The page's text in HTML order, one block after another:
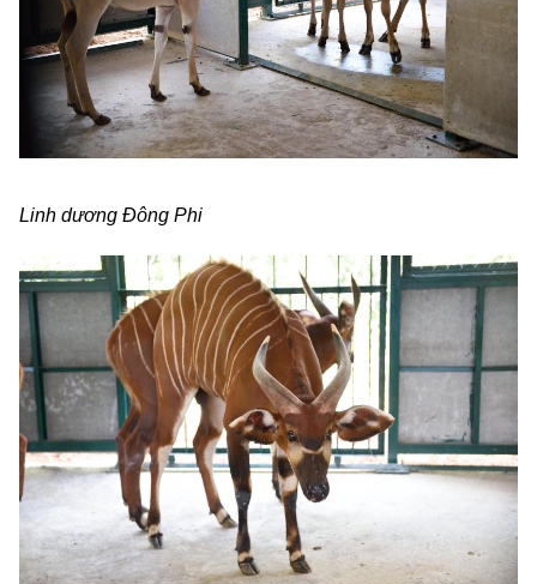
Linh dương Đông Phi